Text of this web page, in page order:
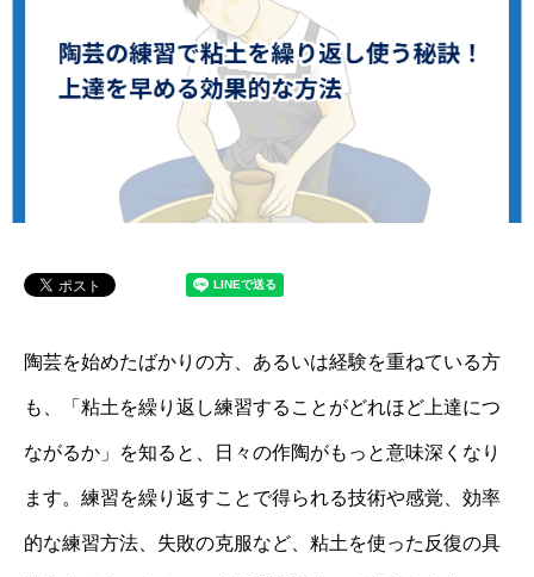
陶芸を始めたばかりの方、あるいは経験を重ねている方
も、「粘土を繰り返し練習することがどれほど上達につ
ながるか」を知ると、日々の作陶がもっと意味深くなり
ます。練習を繰り返すことで得られる技術や感覚、効率
的な練習方法、失敗の克服など、粘土を使った反復の具